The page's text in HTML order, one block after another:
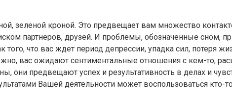
зеленой кроной. Это предвещает вам множество
партнеров, друзей. И проблемы, обозначенные сном,
того, что вас ждет период депрессии, упадка сил, потеря
вас ожидают сентиментальные отношения с кем-то,
они предвещают успех и результативность в делах и
Вашей деятельности может воспользоваться кто-